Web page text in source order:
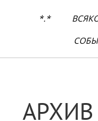
*.*
АРХИВ